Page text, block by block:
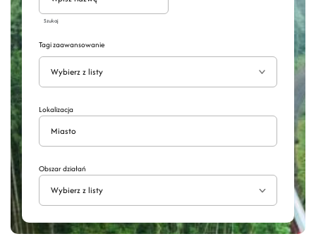
Szukaj
Tagi zaawansowanie
Wyszukaj Rozwiń
Lokalizacja
Obszar działań
Wybierz z listy